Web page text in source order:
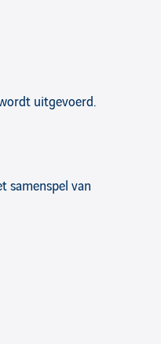
uitgevoerd.
samenspel van